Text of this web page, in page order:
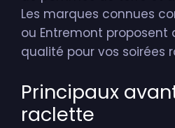
Les marques connues
ou Entremont proposent
qualité pour vos soirées
Principaux
raclette